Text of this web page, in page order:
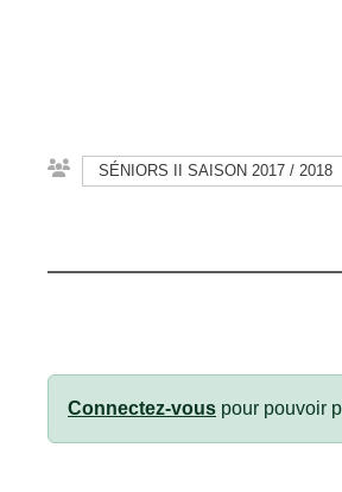
SÉNIORS II SAISON 2017 / 2018
Connectez-vous pour pouvoir